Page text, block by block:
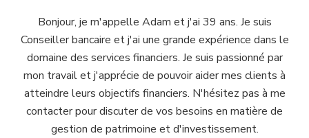
Bonjour, je m'appelle Adam et j'ai 39 ans. Je suis
Conseiller bancaire et j'ai une grande expérience dans le
domaine des services financiers. Je suis passionné par
mon travail et j'apprécie de pouvoir aider mes clients à
atteindre leurs objectifs financiers. N'hésitez pas à me
contacter pour discuter de vos besoins en matière de
gestion de patrimoine et d'investissement.